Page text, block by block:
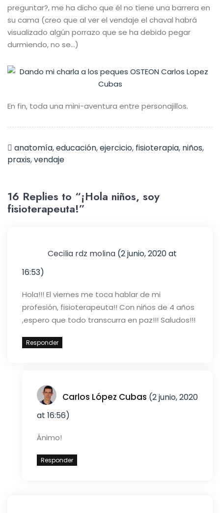
preguntar?, me ha dicho que él no tiene una barrera en
su cama (creo que al ver el vendaje el chaval habrá
visualizado algún porrazo que se ha debido pegar
durmiendo, no se…)
En fin, toda una mini-aventura entre personajillos.
anatomía,educación,ejercicio, fisioterapia, niños,
praxis,vendaje
16 Replies to “¡Hola niños, soy
fisioterapeuta!”
Cecilia rdz molina (2 junio, 2020 at
16:53)
Hola!!! El viernes me toca hablar de mi
profesión, fisioterapeuta!! Con niños de 4 años
,espero que todo transcurra en paz!!! Saludos!!!
Responder
Carlos López Cubas (2 junio, 2020
at 16:56)
Ánimo!
Responder